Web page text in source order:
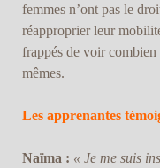
femmes n’ont pas le
réapproprier leur
frappés de voir combien
mêmes.
Les apprenantes
Naïma : « Je me suis